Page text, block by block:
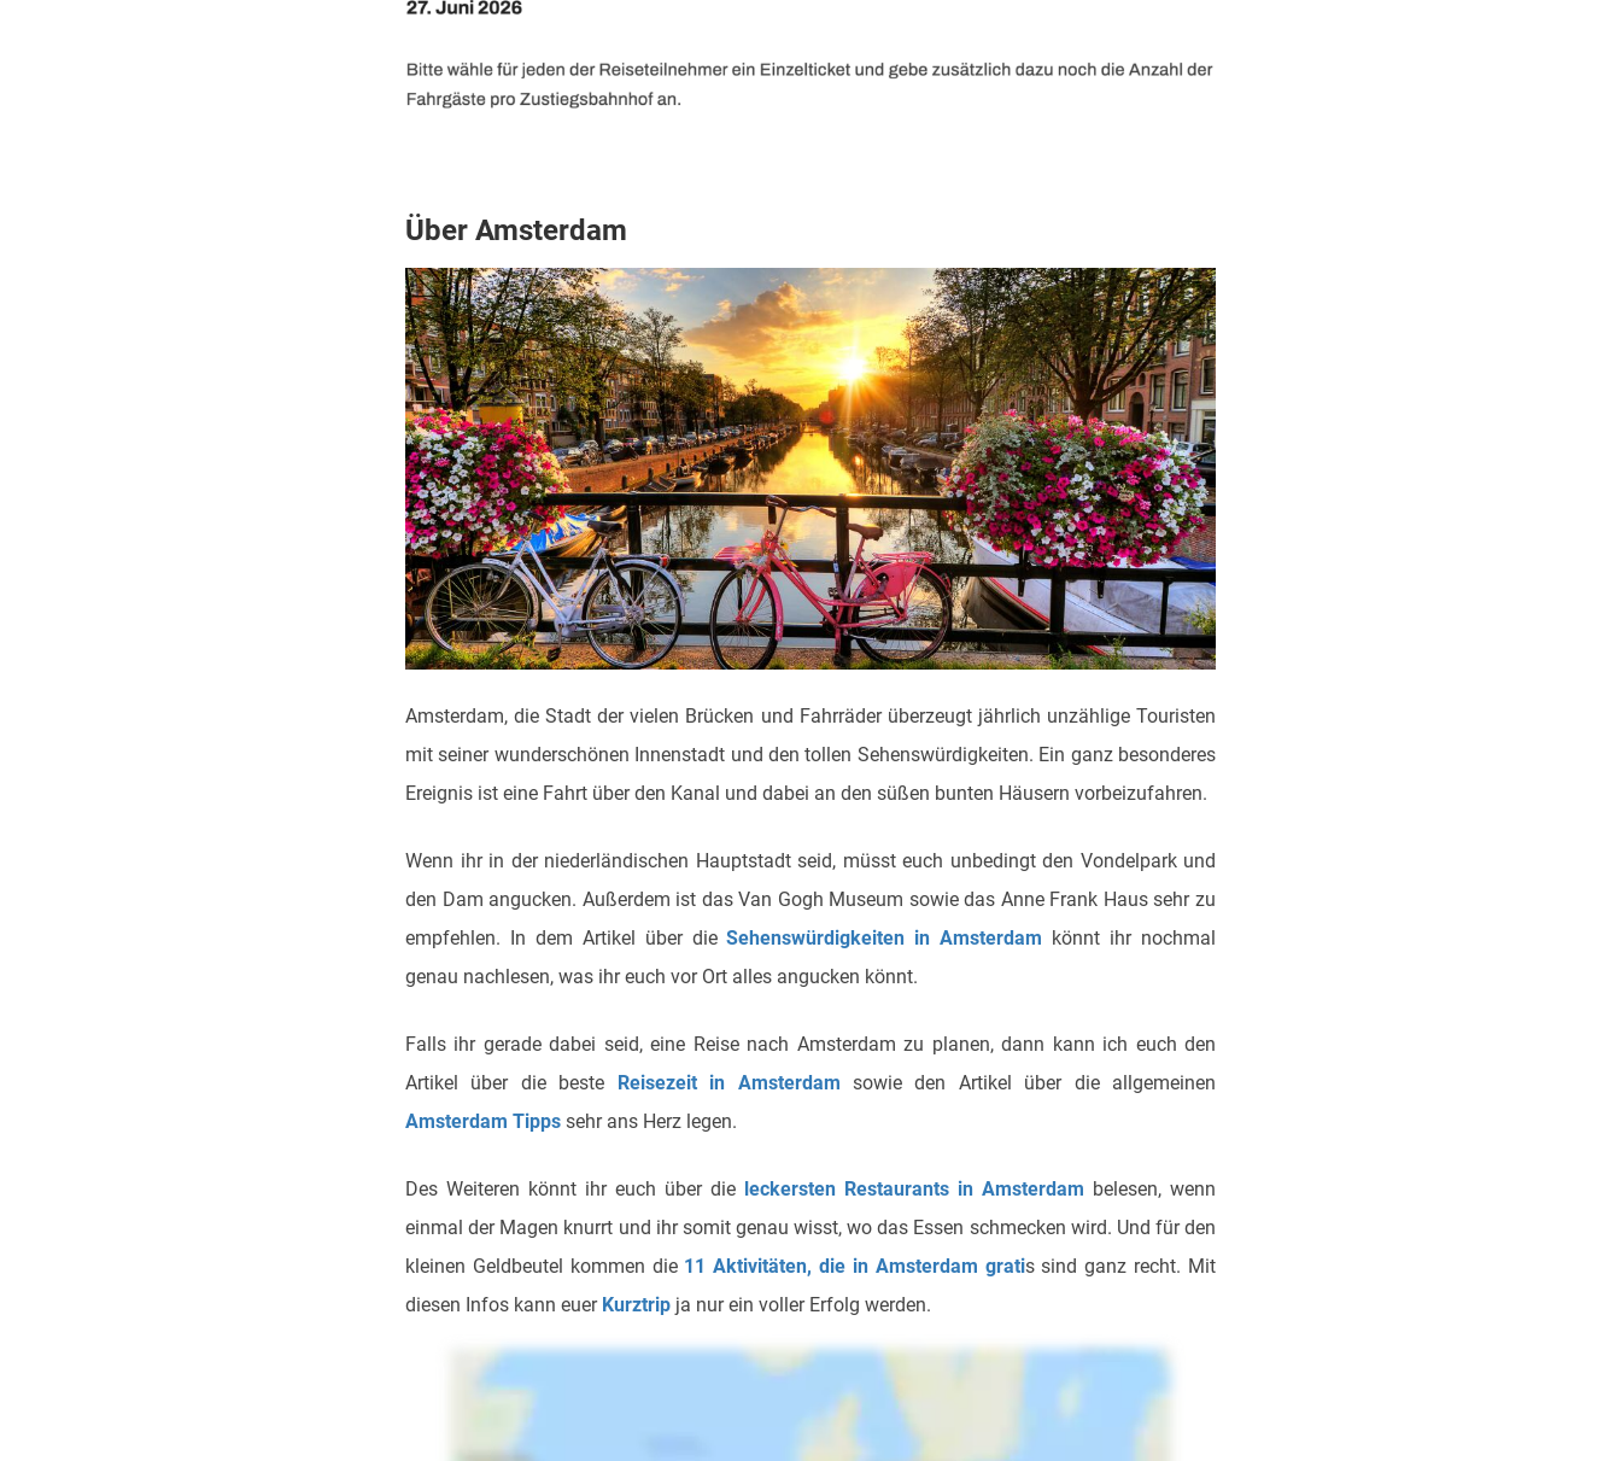
Über Amsterdam
Amsterdam, die Stadt der vielen Brücken und Fahrräder überzeugt jährlich unzählige Touristen
mit seiner wunderschönen Innenstadt und den tollen Sehenswürdigkeiten. Ein ganz besonderes
Ereignis ist eine Fahrt über den Kanal und dabei an den süßen bunten Häusern vorbeizufahren.
Wenn ihr in der niederländischen Hauptstadt seid, müsst euch unbedingt den Vondelpark und
den Dam angucken. Außerdem ist das Van Gogh Museum sowie das Anne Frank Haus sehr zu
empfehlen. In dem Artikel über dieSehenswürdigkeiten in Amsterdam könnt ihr nochmal
genau nachlesen, was ihr euch vor Ort alles angucken könnt.
Falls ihr gerade dabei seid, eine Reise nach Amsterdam zu planen, dann kann ich euch den
Artikel über die beste
Reisezeit in Amsterdam sowie den Artikel über die allgemeinen
Amsterdam Tipps sehr ans Herz legen.
Des Weiteren könnt ihr euch über die leckersten Restaurants in Amsterdam belesen, wenn
einmal der Magen knurrt und ihr somit genau wisst, wo das Essen schmecken wird. Und für den
kleinen Geldbeutel kommen die 11 Aktivitäten, die in Amsterdam gratis sind ganz recht. Mit
diesen Infos kann euer Kurztrip ja nur ein voller Erfolg werden.